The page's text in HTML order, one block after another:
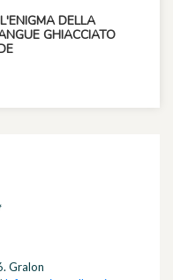
DELLA
GHIACCIATO
Gralon